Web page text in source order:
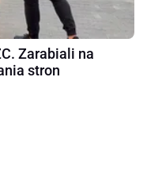
Zarabiali na
stron